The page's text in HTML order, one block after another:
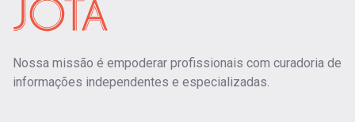
Nossa missão é empoderar profissionais com curadoria de
informações independentes e especializadas.